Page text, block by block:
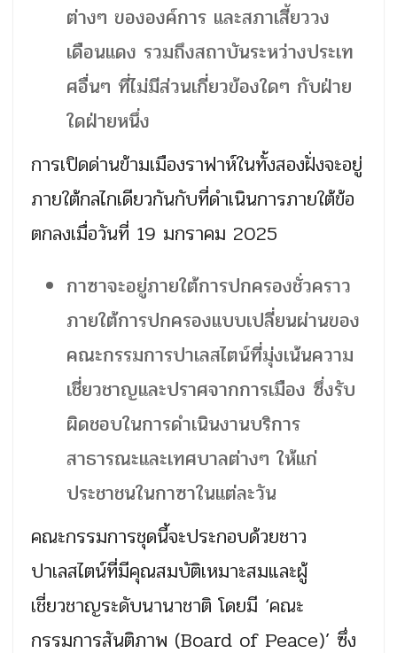
ต่างๆ ขององค์การ และสภาเสี้ยววง
เดือนแดง รวมถึงสถาบันระหว่างประเท
ศอื่นๆ ที่ไม่มีส่วนเกี่ยวข้องใดๆ กับฝ่าย
ใดฝ่ายหนึ่ง
การเปิดด่านข้ามเมืองราฟาห์ในทั้งสองฝั่งจะอยู่
ภายใต้กลไกเดียวกันกับที่ดำเนินการภายใต้ข้อ
ตกลงเมื่อวันที่ 19 มกราคม 2025
กาซาจะอยู่ภายใต้การปกครองชั่วคราว
ภายใต้การปกครองแบบเปลี่ยนผ่านของ
คณะกรรมการปาเลสไตน์ที่มุ่งเน้นความ
เชี่ยวชาญและปราศจากการเมือง ซึ่งรับ
ผิดชอบในการดำเนินงานบริการ
สาธารณะและเทศบาลต่างๆ ให้แก่
ประชาชนในกาซาในแต่ละวัน
คณะกรรมการชุดนี้จะประกอบด้วยชาว
ปาเลสไตน์ที่มีคุณสมบัติเหมาะสมและผู้
เชี่ยวชาญระดับนานาชาติ โดยมี ‘คณะ
กรรมการสันติภาพ (Board of Peace)’ ซึ่ง